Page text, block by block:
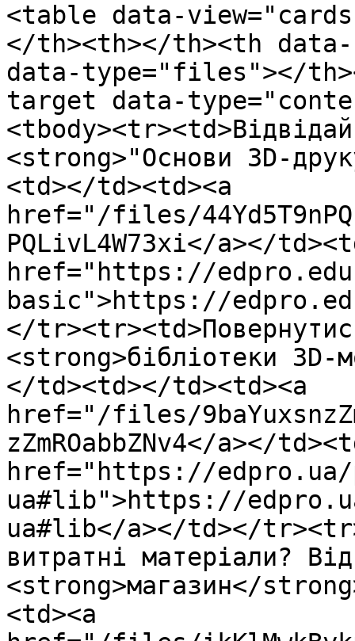
<table data-
</th><th></th><th
data-type="files"></
target data-
<strong>"Основи 3D-
<td></td><td><a
href="/files/
PQLivL4W73xi</a></
href="https://
basic">https://
</
<strong>бібліотеки
</td><td></td><td><a
href="/files/
zZmROabbZNv4</a></
href="https://
ua#lib">https://
ua#lib</a></td></
витратні матеріали?
<strong>магазин</
<td><a